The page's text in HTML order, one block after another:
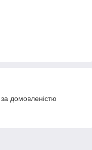
домовленістю